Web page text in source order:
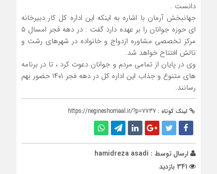
دانست .
جهانبخش آرمان با اشاره به اینکه این اداره کل کار دبیرخانه
ای حوزه جوانان را بر عهده دارد گفت : در دهه فجر امسال ۵
مرکز تخصصی مشاوره ازدواج و خانواده در شهرهای رشت و
تالش افتتاح خواهد شد.
وی در پایان از تمامی مردم و جوانان دعوت کرد ، تا در برنامه
های متنوع و جذاب این اداره کل در دهه فجر ۱۴۰۱ حضور بهم
رسانند.
لینک کوتاه : https://negineshomaal.ir/?p=7737
ارسال توسط : hamidreza asadi